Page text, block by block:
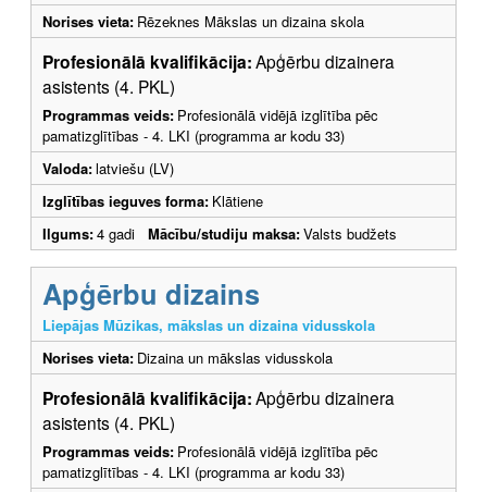
Norises vieta: Rēzeknes Mākslas un dizaina skola
Profesionālā kvalifikācija:Apģērbu dizainera
asistents (4. PKL)
Programmas veids: Profesionālā vidējā izglītība pēc
pamatizglītības - 4. LKI (programma ar kodu 33)
Valoda:latviešu (LV)
Izglītības ieguves forma: Klātiene
Ilgums:4 gadi Mācību/studiju maksa:Valsts budžets
Apģērbu dizains
Liepājas Mūzikas, mākslas un dizaina vidusskola
Norises vieta: Dizaina un mākslas vidusskola
Profesionālā kvalifikācija:Apģērbu dizainera
asistents (4. PKL)
Programmas veids: Profesionālā vidējā izglītība pēc
pamatizglītības - 4. LKI (programma ar kodu 33)